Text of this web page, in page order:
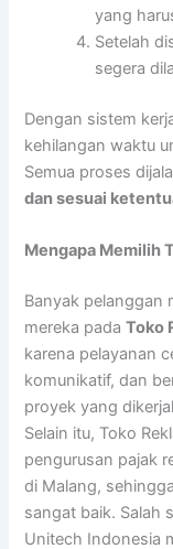
yang
Setelah
segera
Dengan sistem
kehilangan waktu
Semua proses
dan sesuai
Mengapa Memilih
Banyak pelanggan
mereka padaToko
karena pelayanan
komunikatif, dan
proyek yang
Selain itu, Toko
pengurusan pajak
di Malang,
sangat baik. Salah
Unitech Indonesia